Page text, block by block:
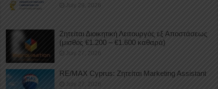
July 29, 2026
Ζητείται Διοικητική Λειτουργός εξ Αποστάσεως
(μισθός €1.200 – €1.600 καθαρά)
July 27, 2026
RE/MAX Cyprus: Ζητείται Marketing Assistant
July 27, 2026